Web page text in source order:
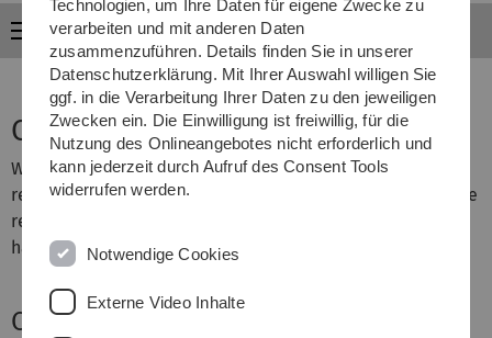
Menü
Open-Hardware
We design hardware for wearables that can be used for
research. Some of these projects we make available to the
research community. Below you find a list of projects we
have made publicly available.
Open Activity Tracker Framework
Technologien, um Ihre Daten für eigene Zwecke zu
verarbeiten und mit anderen Daten
zusammenzuführen. Details finden Sie in unserer
Datenschutzerklärung. Mit Ihrer Auswahl willigen Sie
ggf. in die Verarbeitung Ihrer Daten zu den jeweiligen
Zwecken ein. Die Einwilligung ist freiwillig, für die
Nutzung des Onlineangebotes nicht erforderlich und
kann jederzeit durch Aufruf des Consent Tools
widerrufen werden.
Notwendige Cookies
Externe Video Inhalte